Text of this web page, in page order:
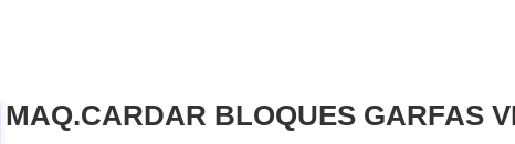
MAQ.CARDAR BLOQUES GARFAS